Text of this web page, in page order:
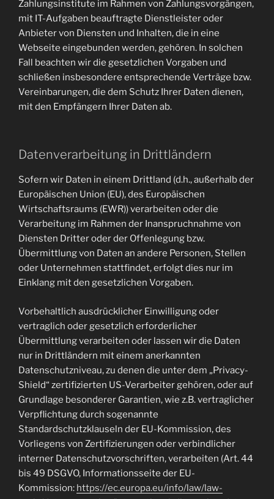
Zahlungsinstitute im Rahmen von Zahlungsvorgängen,
mit IT-Aufgaben beauftragte Dienstleister oder
Anbieter von Diensten und Inhalten, die in eine
Webseite eingebunden werden, gehören. In solchen
Fall beachten wir die gesetzlichen Vorgaben und
schließen insbesondere entsprechende Verträge bzw.
Vereinbarungen, die dem Schutz Ihrer Daten dienen,
mit den Empfängern Ihrer Daten ab.
Datenverarbeitung in Drittländern
Sofern wir Daten in einem Drittland (d.h., außerhalb der
Europäischen Union (EU), des Europäischen
Wirtschaftsraums (EWR)) verarbeiten oder die
Verarbeitung im Rahmen der Inanspruchnahme von
Diensten Dritter oder der Offenlegung bzw.
Übermittlung von Daten an andere Personen, Stellen
oder Unternehmen stattfindet, erfolgt dies nur im
Einklang mit den gesetzlichen Vorgaben.
Vorbehaltlich ausdrücklicher Einwilligung oder
vertraglich oder gesetzlich erforderlicher
Übermittlung verarbeiten oder lassen wir die Daten
nur in Drittländern mit einem anerkannten
Datenschutzniveau, zu denen die unter dem „Privacy-
Shield“ zertifizierten US-Verarbeiter gehören, oder auf
Grundlage besonderer Garantien, wie z.B. vertraglicher
Verpflichtung durch sogenannte
Standardschutzklauseln der EU-Kommission, des
Vorliegens von Zertifizierungen oder verbindlicher
interner Datenschutzvorschriften, verarbeiten (Art. 44
bis 49 DSGVO, Informationsseite der EU-
Kommission: https://ec.europa.eu/info/law/law-